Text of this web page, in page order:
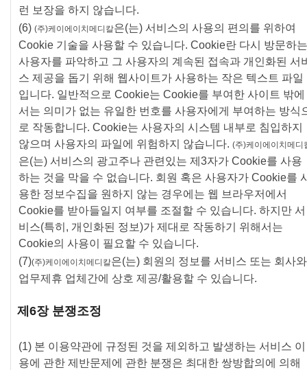
런 보장을 하지 않습니다.
(6) (주)케이에이치메디칼은(는) 서비스의 사용의 편의를 위하여
Cookie 기술을 사용할 수 있습니다. Cookie란 다시 방문하는
사용자를 파악하고 그 사용자의 계속된 접속과 개인화된 서
스 제공을 돕기 위해 웹사이트가 사용하는 작은 텍스트 파일
입니다. 일반적으로 Cookie는 Cookie를 부여한 사이트 밖에
서는 의미가 없는 유일한 번호를 사용자에게 부여하는 방식
로 작동합니다. Cookie는 사용자의 시스템 내부로 침입하지
않으며 사용자의 파일에 위험하지 않습니다. (주)케이에이치메디
은(는) 서비스의 광고주나 관련있는 제3자가 Cookie를 사용
하는 것을 막을 수 없습니다. 회원 혹은 사용자가 Cookie를
용한 정보수집을 원하지 않는 경우에는 웹 브라우저에서
Cookie를 받아들일지 여부를 조절할 수 있습니다. 하지만 서
비스(특히, 개인화된 정보)가 제대로 작동하기 위해서는
Cookie의 사용이 필요할 수 있습니다.
(7)(주)케이에이치메디칼은(는) 회원의 정보를 서비스 또는 회사와
업무제휴 업체간에 상호 제공/활용할 수 있습니다.
제6장 분쟁조정
(1) 본 이용약관에 규정된 것을 제외하고 발생하는 서비스 이
용에 관한 제반문제에 관한 분쟁은 최대한 쌍방합의에 의해